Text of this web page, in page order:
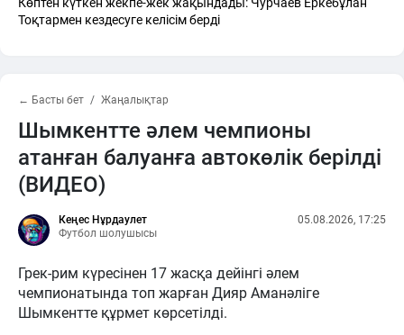
Тоқтармен кездесуге келісім берді
← Басты бет Жаңалықтар
Шымкентте әлем чемпионы
атанған балуанға автокөлік берілді
(ВИДЕО)
Кеңес Нұрдаулет
Футбол шолушысы
05.08.2026, 17:25
Грек-рим күресінен 17 жасқа дейінгі әлем
чемпионатында топ жарған Дияр Аманәліге
Шымкентте құрмет көрсетілді.